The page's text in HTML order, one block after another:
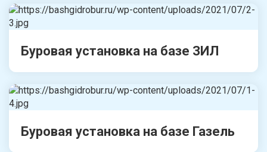
Буровая установка на базе ЗИЛ
Буровая установка на базе Газель